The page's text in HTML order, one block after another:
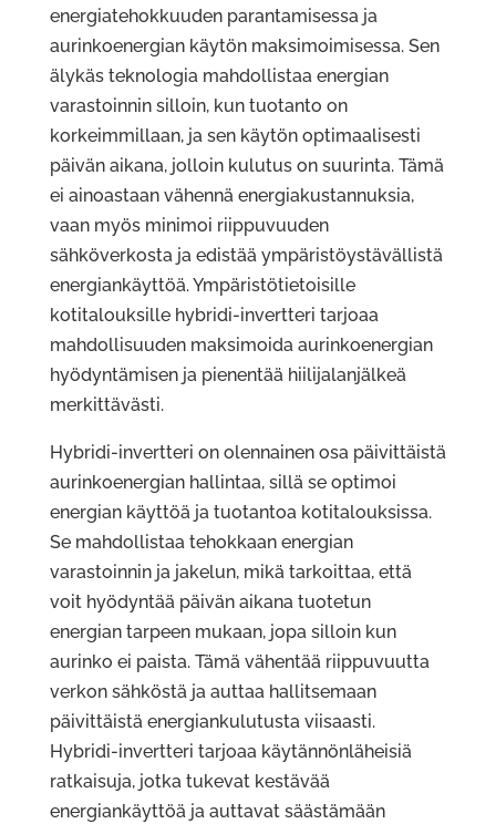
energiatehokkuuden parantamisessa ja
aurinkoenergian käytön maksimoimisessa. Sen
älykäs teknologia mahdollistaa energian
varastoinnin silloin, kun tuotanto on
korkeimmillaan, ja sen käytön optimaalisesti
päivän aikana, jolloin kulutus on suurinta. Tämä
ei ainoastaan vähennä energiakustannuksia,
vaan myös minimoi riippuvuuden
sähköverkosta ja edistää ympäristöystävällistä
energiankäyttöä. Ympäristötietoisille
kotitalouksille hybridi-invertteri tarjoaa
mahdollisuuden maksimoida aurinkoenergian
hyödyntämisen ja pienentää hiilijalanjälkeä
merkittävästi.
Hybridi-invertteri on olennainen osa päivittäistä
aurinkoenergian hallintaa, sillä se optimoi
energian käyttöä ja tuotantoa kotitalouksissa.
Se mahdollistaa tehokkaan energian
varastoinnin ja jakelun, mikä tarkoittaa, että
voit hyödyntää päivän aikana tuotetun
energian tarpeen mukaan, jopa silloin kun
aurinko ei paista. Tämä vähentää riippuvuutta
verkon sähköstä ja auttaa hallitsemaan
päivittäistä energiankulutusta viisaasti.
Hybridi-invertteri tarjoaa käytännönläheisiä
ratkaisuja, jotka tukevat kestävää
energiankäyttöä ja auttavat säästämään